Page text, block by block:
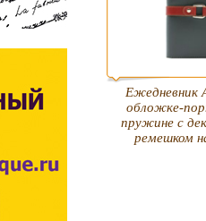
Ежедневник
обложке-
пружине с
ремешком